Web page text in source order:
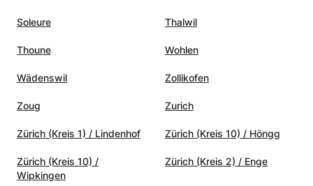
Soleure Thalwil
Thoune Wohlen
Wädenswil Zollikofen
Zoug Zurich
Zürich (Kreis 1) / Lindenhof Zürich (Kreis 10) / Höngg
Zürich (Kreis 10) /
Wipkingen
Zürich (Kreis 2) / Enge